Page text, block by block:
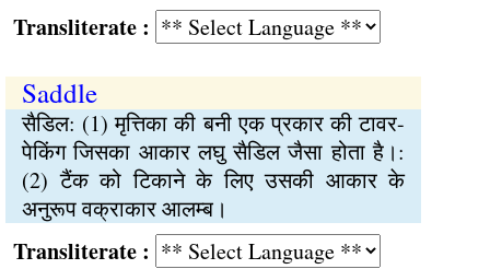
:
Saddle
सैडिल: (1) मृत्तिका की बनी एक प्रकार की टावर-
पेकिंग जिसका आकार लघु सैडिल जैसा होता है।:
(2) टैंक को टिकाने के लिए उसकी आकार के
अनुरूप वक्राकार आलम्ब।
: